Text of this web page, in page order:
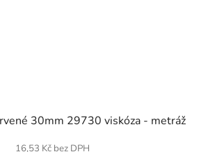
30mm 29730 viskóza - metráž
16,53 Kč bez DPH